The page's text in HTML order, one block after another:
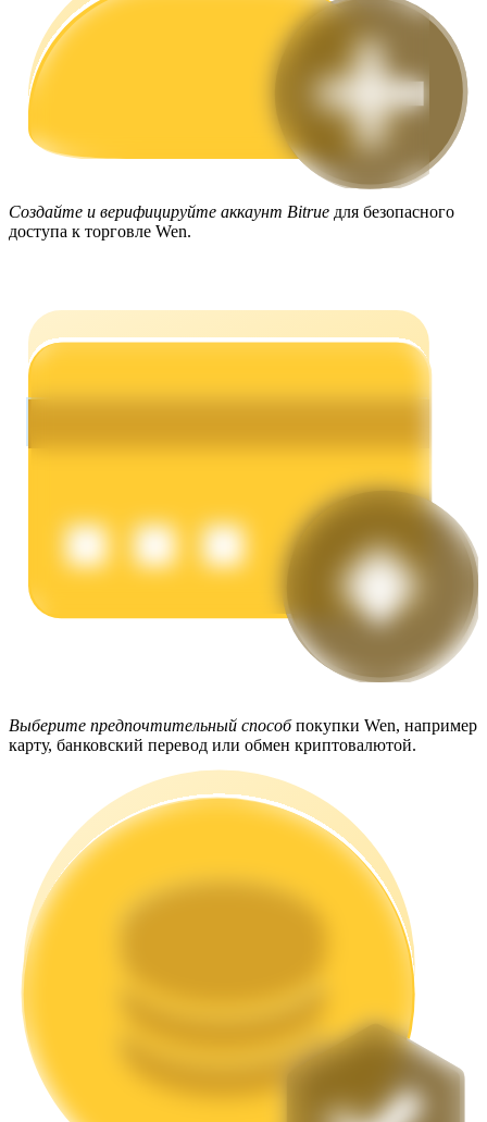
Узнайте, как оставаться прибыльным
Силовая свинья
Получайте конкурентные награды ежедневно
Стейкинг
Высокая прибыль и мгновенный доступ
Гибкая ставка для заработка популярных токенов
Создайте и верифицируйте аккаунт Bitrue для безопасного
доступа к торговле Wen.
Выберите предпочтительный способпокупки Wen, например
карту, банковский перевод или обмен криптовалютой.